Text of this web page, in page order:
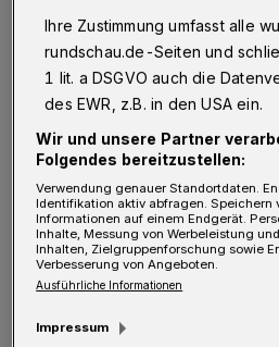
ganz gut so, weil die
Jahren Vorlauf und mehr
der Deutschen Bahn so
weder ein funktionierendes
noch Pommes gab.
Bis die Sonne wieder
Wuppertal ja bekanntlich
– dürfte das hoffentlich so
Bademeistern
Ihre Zustimmung umfasst alle
rundschau.de-Seiten und
1 lit. a DSGVO auch die
des EWR, z.B. in den USA ein.
Wir und unsere Partner
Folgendes bereitzustellen:
Verwendung genauer Standortdaten.
Identifikation aktiv abfragen. Speichern
Informationen auf einem Endgerät.
Inhalte, Messung von Werbeleistung
Inhalten, Zielgruppenforschung sowie
Verbesserung von Angeboten.
Ausführliche Informationen
Impressum